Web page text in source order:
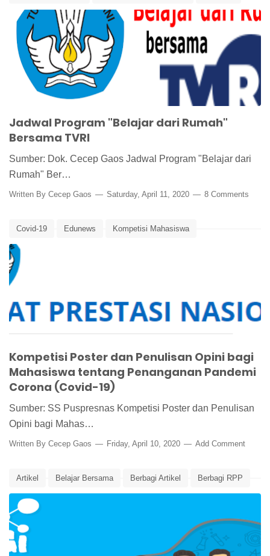
Edunews Virus Corona
Jadwal Program "Belajar dari Rumah"
Bersama TVRI
Sumber: Dok. Cecep Gaos Jadwal Program "Belajar dari
Rumah" Ber…
Written By Cecep Gaos Saturday, April 11, 2020 8 Comments
Covid-19 Edunews Kompetisi Mahasiswa
Lomba Desain Poster
Lomba Penulisan Opini
Kompetisi Poster dan Penulisan Opini bagi
Mahasiswa tentang Penanganan Pandemi
Corona (Covid-19)
Sumber: SS Puspresnas Kompetisi Poster dan Penulisan
Opini bagi Mahas…
Written By Cecep Gaos Friday, April 10, 2020 Add Comment
Artikel Belajar Bersama Berbagi Artikel Berbagi RPP
Covid-19